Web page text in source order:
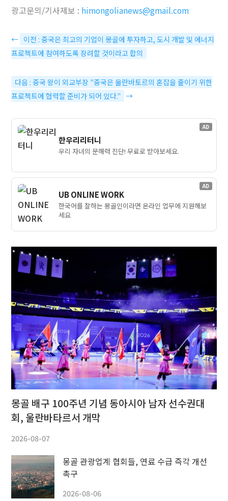
광고문의/기사제보 : himongolianews@gmail.com
← 이전 : 중국은 최고의 기업이 몽골에 투자하고, 도시 개발 및 에너지
프로젝트에 참여하도록 장려할 것이라고 합의
다음 : 중국 왕이 외교부장 "중국은 울란바토르의 혼잡을 줄이기 위한
프로젝트에 협력할 준비가 되어 있다." →
AD
한우리리터니
우리 자녀의 문해력 진단! 무료로 받아보세요.
AD
UB ONLINE WORK
한국어를 잘하는 몽골인이라면 온라인 업무에 지원해보
세요
몽골 배구 100주년 기념 동아시아 남자 선수권대
회, 울란바타르서 개막
2026-08-07
몽골 관광업계 협회들, 연료 수급 즉각 개선
촉구
2026-08-06